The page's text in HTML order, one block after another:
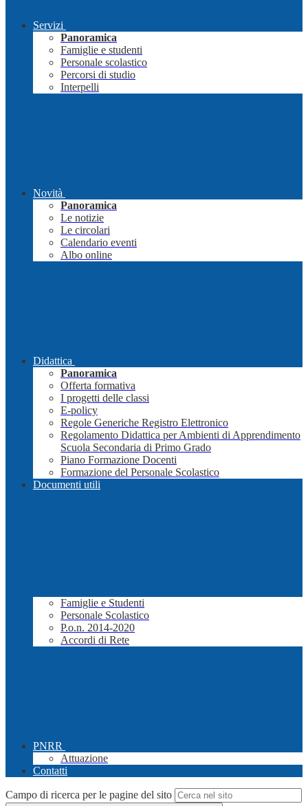
Servizi
Panoramica
Famiglie e studenti
Personale scolastico
Percorsi di studio
Interpelli
Novità
Panoramica
Le notizie
Le circolari
Calendario eventi
Albo online
Didattica
Panoramica
Offerta formativa
I progetti delle classi
E-policy
Regole Generiche Registro Elettronico
Regolamento Didattica per Ambienti di Apprendimento
Scuola Secondaria di Primo Grado
Piano Formazione Docenti
Formazione del Personale Scolastico
Documenti utili
Famiglie e Studenti
Personale Scolastico
P.o.n. 2014-2020
Accordi di Rete
PNRR
Attuazione
Contatti
Campo di ricerca per le pagine del sito